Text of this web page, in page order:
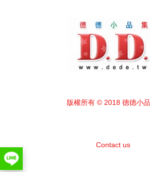
版權所有 © 2018 德德小品
Contact us